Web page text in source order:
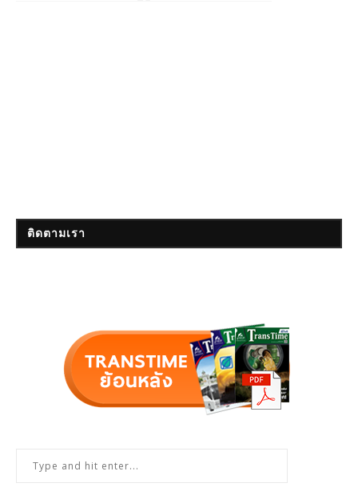
ติดตามเรา